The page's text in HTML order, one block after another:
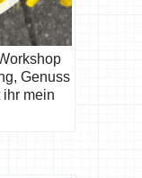
Genuss
mein